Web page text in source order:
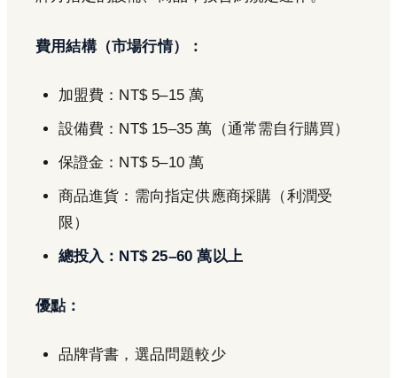
費用結構（市場行情）：
加盟費：NT$ 5–15 萬
設備費：NT$ 15–35 萬（通常需自行購買）
保證金：NT$ 5–10 萬
商品進貨：需向指定供應商採購（利潤受
限）
總投入：NT$ 25–60 萬以上
優點：
品牌背書，選品問題較少